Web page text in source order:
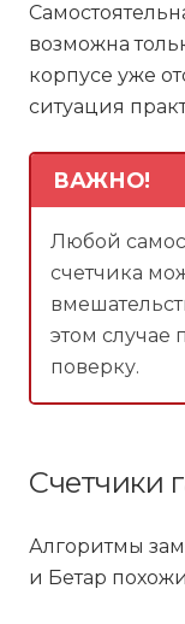
возможна
корпусе уже
ситуация
ВАЖНО!
Любой
счетчика
этом случае
поверку.
Счетчики
Алгоритмы
и Бетар